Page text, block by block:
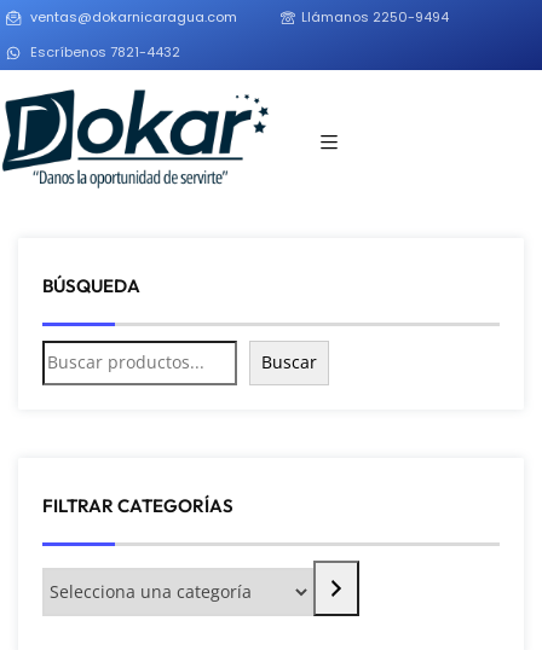
ventas@dokarnicaragua.com
Llámanos 2250-9494
Escríbenos 7821-4432
BÚSQUEDA
Buscar
FILTRAR CATEGORÍAS